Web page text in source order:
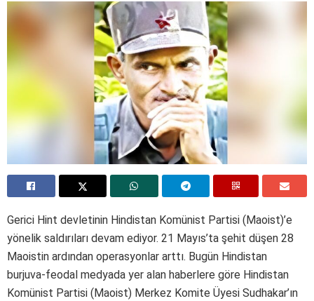
Gerici Hint devletinin Hindistan Komünist Partisi (Maoist)’e
yönelik saldırıları devam ediyor. 21 Mayıs’ta şehit düşen 28
Maoistin ardından operasyonlar arttı. Bugün Hindistan
burjuva-feodal medyada yer alan haberlere göre Hindistan
Komünist Partisi (Maoist) Merkez Komite Üyesi Sudhakar’ın